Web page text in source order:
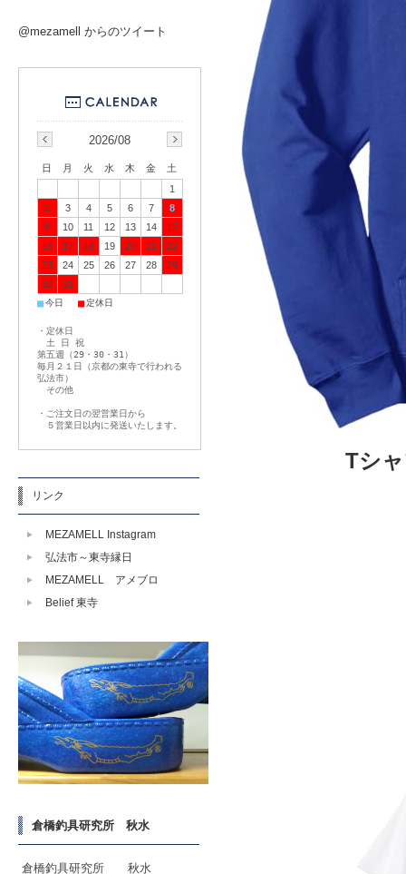
Tシ
@mezamell からのツイート
2026/08
日 月 火 水 木 金
土
1
2
3 4 5 6 7
8
9
10 11 12 13 14
15
16
17 18 19 20 21
22
23
24 25 26 27 28
29
30
31
■今日 ■定休日
・定休日
土 日 祝
第五週（29・30・31）
毎月２１日（京都の東寺で行われる
弘法市）
その他
・ご注文日の翌営業日から
５営業日以内に発送いたします。
リンク
MEZAMELL Instagram
弘法市～東寺縁日
MEZAMELL アメブロ
Belief 東寺
倉橋釣具研究所 秋水
倉橋釣具研究所 秋水